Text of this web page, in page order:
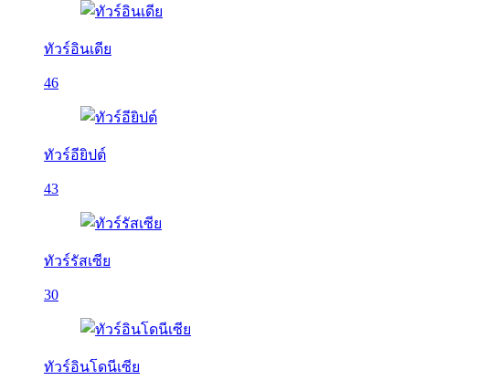
ทัวร์อินเดีย
46
ทัวร์อียิปต์
43
ทัวร์รัสเซีย
30
ทัวร์อินโดนีเซีย